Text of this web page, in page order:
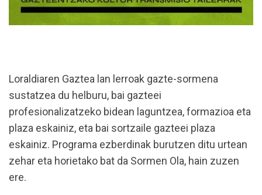
Loraldiaren Gaztea lan lerroak gazte-sormena
sustatzea du helburu, bai gazteei
profesionalizatzeko bidean laguntzea, formazioa eta
plaza eskainiz, eta bai sortzaile gazteei plaza
eskainiz. Programa ezberdinak burutzen ditu urtean
zehar eta horietako bat da Sormen Ola, hain zuzen
ere.